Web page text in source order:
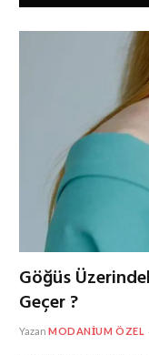
Göğüs
Geçer ?
Yazan MODANIUM ÖZEL